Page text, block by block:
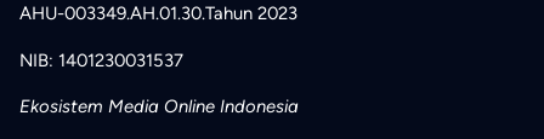
AHU-003349.AH.01.30.Tahun 2023
NIB: 1401230031537
Ekosistem Media Online Indonesia